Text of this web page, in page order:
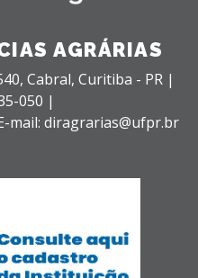
AGRÁRIAS
Cabral, Curitiba - PR |
050 |
mail: diragrarias@ufpr.br